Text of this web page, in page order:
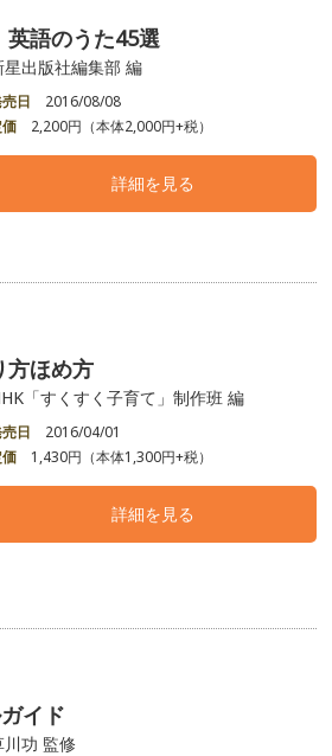
語のうた45選
星出版社編集部 編
日
2016/08/08
2,200円（本体2,000円+税）
詳細を見る
方ほめ方
「すくすく子育て」制作班 編
日
2016/04/01
1,430円（本体1,300円+税）
詳細を見る
イド
川功 監修